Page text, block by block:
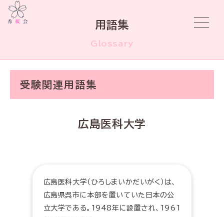
用語集
Glossary
受験関連用語集
広島医科大学
広島医科大学（ひろしまいかだいがく）は、
広島県呉市に本部を置いていた日本の公
立大学である。1948年に設置され、1961